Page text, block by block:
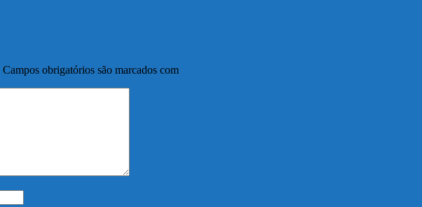
Campos obrigatórios são marcados com